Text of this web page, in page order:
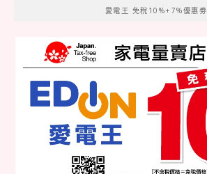
愛電王 免稅10%+7%優惠劵